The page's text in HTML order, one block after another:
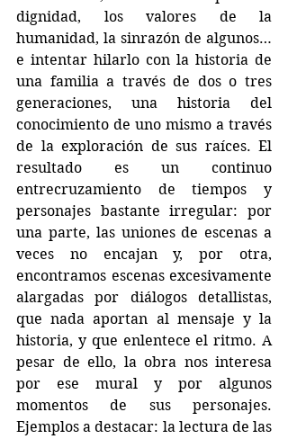
dignidad, los valores de la
humanidad, la sinrazón de algunos…
e intentar hilarlo con la historia de
una familia a través de dos o tres
generaciones, una historia del
conocimiento de uno mismo a través
de la exploración de sus raíces. El
resultado es un continuo
entrecruzamiento de tiempos y
personajes bastante irregular: por
una parte, las uniones de escenas a
veces no encajan y, por otra,
encontramos escenas excesivamente
alargadas por diálogos detallistas,
que nada aportan al mensaje y la
historia, y que enlentece el ritmo. A
pesar de ello, la obra nos interesa
por ese mural y por algunos
momentos de sus personajes.
Ejemplos a destacar: la lectura de las